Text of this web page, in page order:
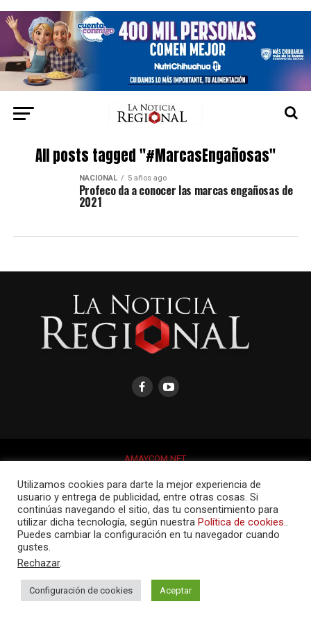
All posts tagged "#MarcasEngañosas"
NACIONAL 5 años ago
Profeco da a conocer las marcas engañosas de
2021
AMAYCOM.NET
Utilizamos cookies para darte la mejor experiencia de
usuario y entrega de publicidad, entre otras cosas. Si
continúas navegando el sitio, das tu consentimiento para
utilizar dicha tecnología, según nuestra Política de cookies..
Puedes cambiar la configuración en tu navegador cuando
gustes.
Rechazar.
Configuración de cookies Aceptar